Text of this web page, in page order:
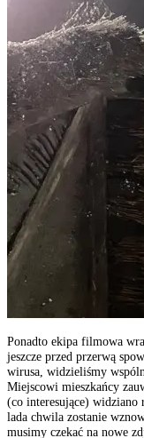
Ponadto ekipa filmowa
jeszcze przed przerwą
wirusa, widzieliśmy
Miejscowi mieszkańcy
(co interesujące) widziano
lada chwila zostanie
musimy czekać na nowe